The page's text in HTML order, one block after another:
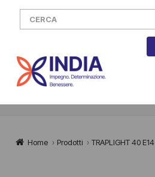
Home › Prodotti › TRAPLIGHT 40 E14